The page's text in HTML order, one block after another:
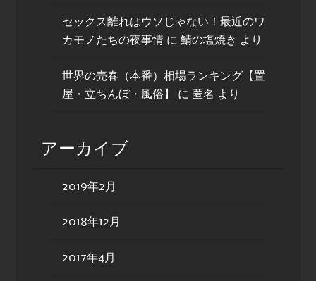
セックス離れはウソじゃない！最近のワ
カモノたちの夜事情に 鯖の塩焼き より
世界の売春（本番）相場ランキング【置
屋・立ちんぼ・風俗】
に 匿名 より
アーカイブ
2019年2月
2018年12月
2017年4月